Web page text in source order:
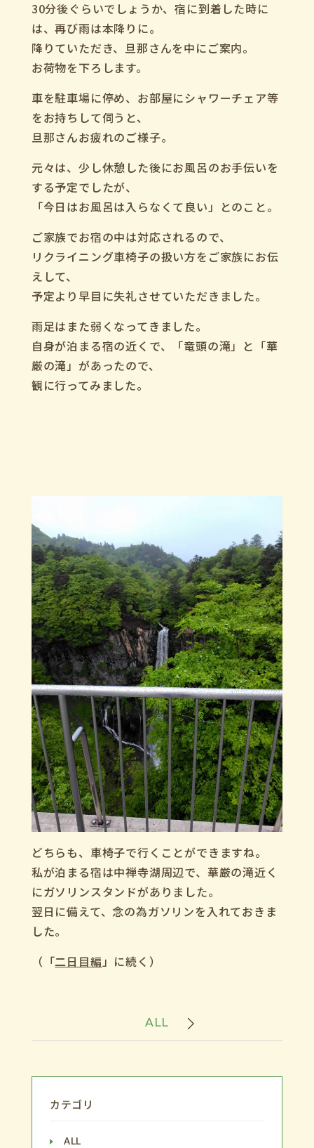
30分後ぐらいでしょうか、宿に到着した時に
は、再び雨は本降りに。
降りていただき、旦那さんを中にご案内。
お荷物を下ろします。
車を駐車場に停め、お部屋にシャワーチェア等
をお持ちして伺うと、
旦那さんお疲れのご様子。
元々は、少し休憩した後にお風呂のお手伝いを
する予定でしたが、
「今日はお風呂は入らなくて良い」とのこと。
ご家族でお宿の中は対応されるので、
リクライニング車椅子の扱い方をご家族にお伝
えして、
予定より早目に失礼させていただきました。
雨足はまた弱くなってきました。
自身が泊まる宿の近くで、「竜頭の滝」と「華
厳の滝」があったので、
観に行ってみました。
どちらも、車椅子で行くことができますね。
私が泊まる宿は中禅寺湖周辺で、華厳の滝近く
にガソリンスタンドがありました。
翌日に備えて、念の為ガソリンを入れておきま
した。
（「二日目編」に続く）
ALL
カテゴリ
ALL